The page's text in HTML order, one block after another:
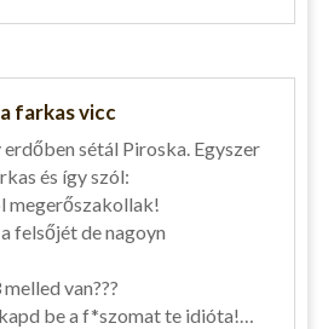
farkas vicc
sétál Piroska. Egyszer
és így szól:
megerőszakollak!
felsőjét de nagoyn
van???
be a f*szomat te idióta!…